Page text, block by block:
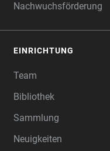
Nachwuchsförderung
EINRICHTUNG
Team
Bibliothek
Sammlung
Neuigkeiten